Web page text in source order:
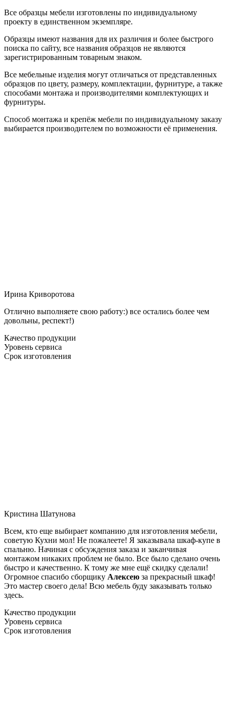
Все образцы мебели изготовлены по индивидуальному
проекту в единственном экземпляре.
Образцы имеют названия для их различия и более быстрого
поиска по сайту, все названия образцов не являются
зарегистрированным товарным знаком.
Все мебельные изделия могут отличаться от представленных
образцов по цвету, размеру, комплектации, фурнитуре, а также
способами монтажа и производителями комплектующих и
фурнитуры.
Способ монтажа и крепёж мебели по индивидуальному заказу
выбирается производителем по возможности её применения.
Ирина Криворотова
Отлично выполняете свою работу:) все остались более чем
довольны, респект!)
Качество продукции
Уровень сервиса
Срок изготовления
Кристина Шатунова
Всем, кто еще выбирает компанию для изготовления мебели,
советую Кухни мол! Не пожалеете! Я заказывала шкаф-купе в
спальню. Начиная с обсуждения заказа и заканчивая
монтажом никаких проблем не было. Все было сделано очень
быстро и качественно. К тому же мне ещё скидку сделали!
Огромное спасибо сборщику Алексею за прекрасный шкаф!
Это мастер своего дела! Всю мебель буду заказывать только
здесь.
Качество продукции
Уровень сервиса
Срок изготовления